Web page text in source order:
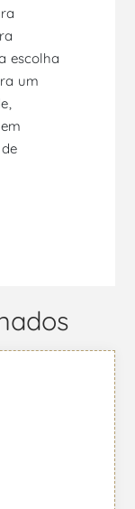
escolha
um